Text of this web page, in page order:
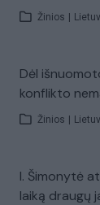
Žinios
Dėl
konflikto
Žinios
I. Šimonytė
laiką draugų